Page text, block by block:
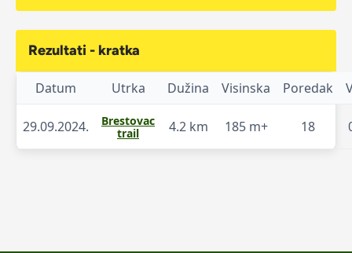
Rezultati - kratka
Datum Utrka Dužina Visinska Poredak
29.09.2024.
Brestovac
trail
4.2 km 185 m+ 18